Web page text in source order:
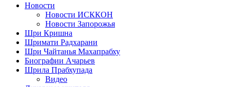
Новости
Новости ИСККОН
Новости Запорожья
Шри Кришна
Шримати Радхарани
Шри Чайтанья Махапрабху
Биографии Ачарьев
Шрила Прабхупада
Видео